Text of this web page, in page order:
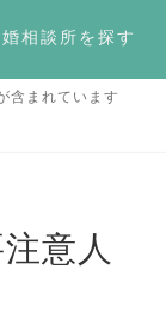
相談所を探す
含まれています
意人